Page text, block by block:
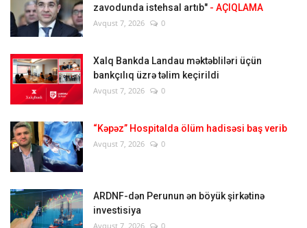
zavodunda istehsal artıb" - AÇIQLAMA
Avqust 7, 2026 0
Xalq Bankda Landau məktəbliləri üçün
bankçılıq üzrə təlim keçirildi
Avqust 7, 2026 0
“Kəpəz” Hospitalda ölüm hadisəsi baş verib
Avqust 7, 2026 0
ARDNF-dən Perunun ən böyük şirkətinə
investisiya
Avqust 7, 2026 0